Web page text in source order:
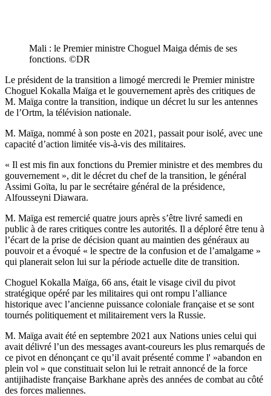
Mali : le Premier ministre Choguel Maiga démis de ses
fonctions. ©️DR
Le président de la transition a limogé mercredi le Premier ministre
Choguel Kokalla Maïga et le gouvernement après des critiques de
M. Maïga contre la transition, indique un décret lu sur les antennes
de l’Ortm, la télévision nationale.
M. Maïga, nommé à son poste en 2021, passait pour isolé, avec une
capacité d’action limitée vis-à-vis des militaires.
« Il est mis fin aux fonctions du Premier ministre et des membres du
gouvernement », dit le décret du chef de la transition, le général
Assimi Goïta, lu par le secrétaire général de la présidence,
Alfousseyni Diawara.
M. Maïga est remercié quatre jours après s’être livré samedi en
public à de rares critiques contre les autorités. Il a déploré être tenu à
l’écart de la prise de décision quant au maintien des généraux au
pouvoir et a évoqué « le spectre de la confusion et de l’amalgame »
qui planerait selon lui sur la période actuelle dite de transition.
Choguel Kokalla Maïga, 66 ans, était le visage civil du pivot
stratégique opéré par les militaires qui ont rompu l’alliance
historique avec l’ancienne puissance coloniale française et se sont
tournés politiquement et militairement vers la Russie.
M. Maïga avait été en septembre 2021 aux Nations unies celui qui
avait délivré l’un des messages avant-coureurs les plus remarqués de
ce pivot en dénonçant ce qu’il avait présenté comme l' »abandon en
plein vol » que constituait selon lui le retrait annoncé de la force
antijihadiste française Barkhane après des années de combat au côté
des forces maliennes.